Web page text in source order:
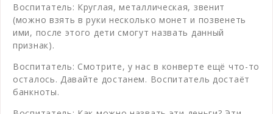
Воспитатель: Круглая, металлическая, звенит
(можно взять в руки несколько монет и позвенеть
ими, после этого дети смогут назвать данный
признак).
Воспитатель: Смотрите, у нас в конверте ещё что-то
осталось. Давайте достанем. Воспитатель достаёт
банкноты.